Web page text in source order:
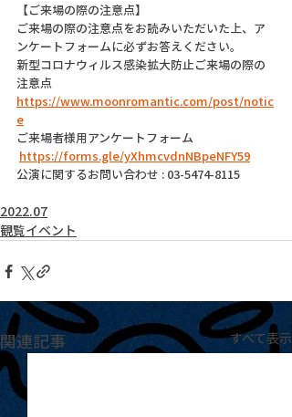
【ご来場の際の注意点】
ご来場の際の注意点をお読みいただいた上、ア
ンケートフォームに必ずお答えください。
新型コロナウィルス感染拡大防止ご来場の際の
注意点
https://www.moonromantic.com/post/notic
e
ご来場者様用アンケートフォーム
https://forms.gle/yXhmcvdnNBpeNFY59
公演に関するお問い合わせ : 03-5474-8115
2022.07
観覧イベント
関連記事 すべて表示